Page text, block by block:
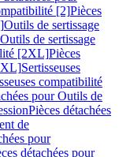
[2]Pièces
Outils de sertissage
de sertissage
[2XL]Pièces
Sertisseuses
compatibilité
pour Outils de
Pièces détachées
de
pour
détachées pour